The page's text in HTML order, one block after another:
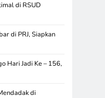
di RSUD
di PRJ, Siapkan
Hari Jadi Ke – 156,
di